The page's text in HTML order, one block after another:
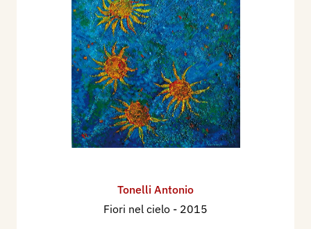
Tonelli Antonio
Fiori nel cielo - 2015